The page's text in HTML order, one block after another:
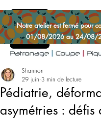
Notre atelier est fermé pour
01/08/2026 au 24/08/
Pédiatrie,
asymétries : défis
Shannon
29 juin 3 min de lecture